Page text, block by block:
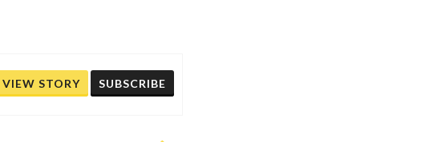
VIEW STORY SUBSCRIBE